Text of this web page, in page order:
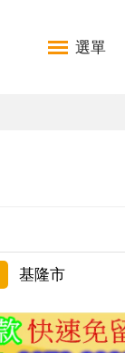
選單
基隆市